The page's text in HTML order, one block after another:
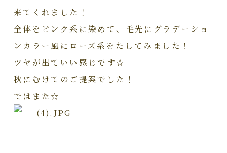
来てくれました！
全体をピンク系に染めて、毛先にグラデーショ
ンカラー風にローズ系をたしてみました！
ツヤが出ていい感じです☆
秋にむけてのご提案でした！
ではまた☆